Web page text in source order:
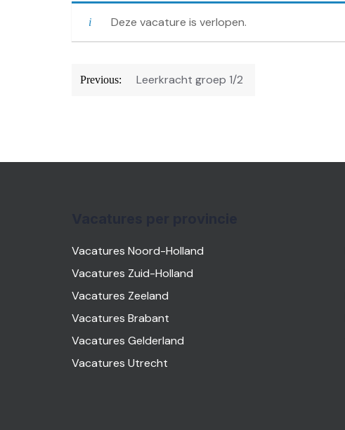
Deze vacature is verlopen.
Bericht
Previous: Leerkracht groep 1/2
Vacatures Noord-Holland
Vacatures Zuid-Holland
Vacatures Zeeland
Vacatures Brabant
Vacatures Gelderland
Vacatures Utrecht